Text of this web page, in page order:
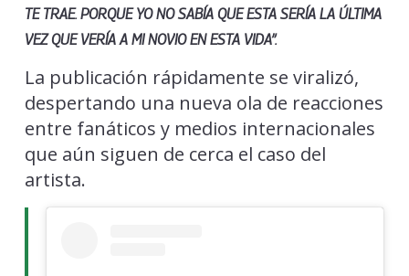
TE TRAE. PORQUE YO NO SABÍA QUE ESTA SERÍA LA ÚLTIMA
VEZ QUE VERÍA A MI NOVIO EN ESTA VIDA”.
La publicación rápidamente se viralizó,
despertando una nueva ola de reacciones
entre fanáticos y medios internacionales
que aún siguen de cerca el caso del
artista.